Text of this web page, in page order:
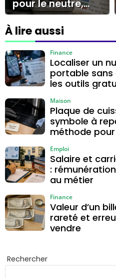
pour le neutre,
vert/jaune pour la
terre, marron ou
noir pour la phase
À lire aussi
Localiser un
portable sans
les outils
Finance
Plaque de
symbole à
méthode
Maison
Salaire et
:
au métier
Emploi
Valeur d’un
rareté et
vendre
Finance
Rechercher